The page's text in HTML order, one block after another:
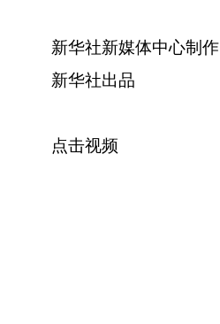
新华社新媒体中心制作
新华社出品
点击视频